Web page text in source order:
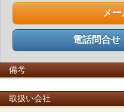
メ
電話問合せ
備考
取扱い会社